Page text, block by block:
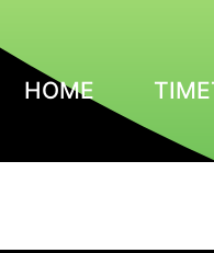
HOME